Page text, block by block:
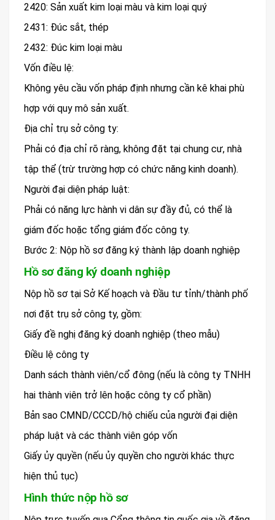
2420: Sản xuất kim loại màu và kim loại quý
2431: Đúc sắt, thép
2432: Đúc kim loại màu
Vốn điều lệ:
Không yêu cầu vốn pháp định nhưng cần kê khai phù
hợp với quy mô sản xuất.
Địa chỉ trụ sở công ty:
Phải có địa chỉ rõ ràng, không đặt tại chung cư, nhà
tập thể (trừ trường hợp có chức năng kinh doanh).
Người đại diện pháp luật:
Phải có năng lực hành vi dân sự đầy đủ, có thể là
giám đốc hoặc tổng giám đốc công ty.
Bước 2: Nộp hồ sơ đăng ký thành lập doanh nghiệp
Hồ sơ đăng ký doanh nghiệp
Nộp hồ sơ tại Sở Kế hoạch và Đầu tư tỉnh/thành phố
nơi đặt trụ sở công ty, gồm:
Giấy đề nghị đăng ký doanh nghiệp (theo mẫu)
Điều lệ công ty
Danh sách thành viên/cổ đông (nếu là công ty TNHH
hai thành viên trở lên hoặc công ty cổ phần)
Bản sao CMND/CCCD/hộ chiếu của người đại diện
pháp luật và các thành viên góp vốn
Giấy ủy quyền (nếu ủy quyền cho người khác thực
hiện thủ tục)
Hình thức nộp hồ sơ